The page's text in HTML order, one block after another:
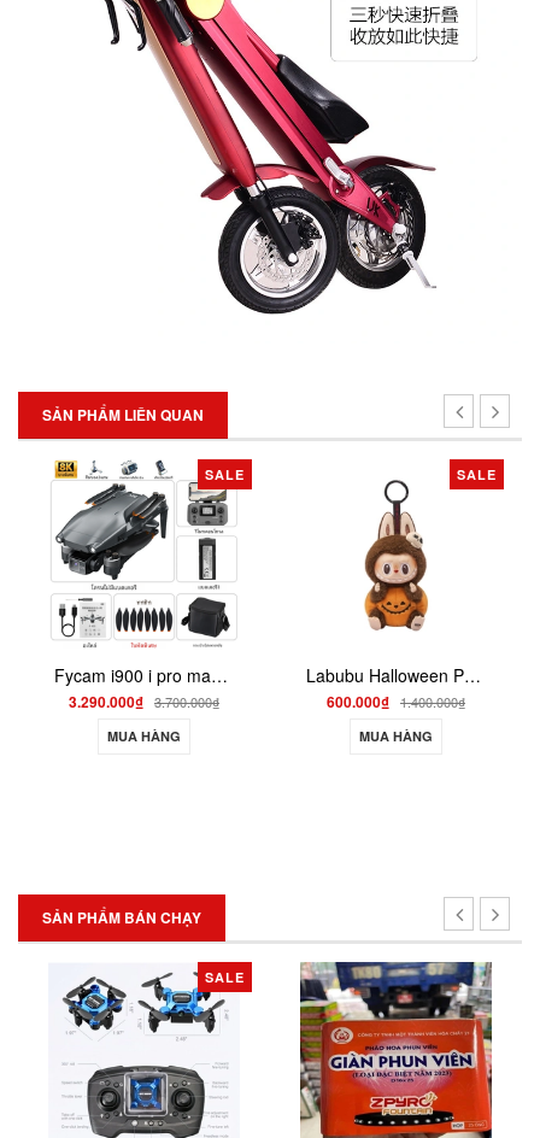
SẢN PHẨM LIÊN QUAN
SALE
Fycam i900 i pro max quay phim 4k có gymbal 3 trục GPS
3.290.000₫ 3.700.000₫
MUA HÀNG
SALE
Labubu Halloween POPMART Labubu Bí Ngô The Monster Happy Halloween Party
600.000₫ 1.400.000₫
MUA HÀNG
SẢN PHẨM BÁN CHẠY
SALE